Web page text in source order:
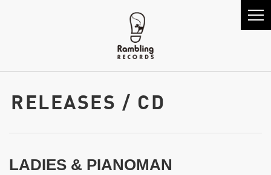
RELEASES / CD
LADIES & PIANOMAN